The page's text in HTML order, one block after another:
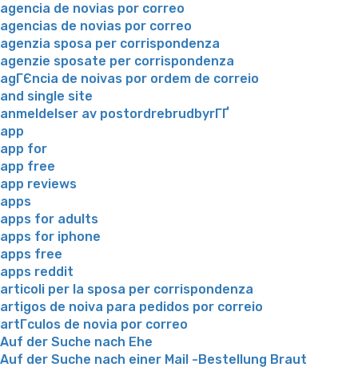
agencia de novias por correo
agencias de novias por correo
agenzia sposa per corrispondenza
agenzie sposate per corrispondenza
agГЄncia de noivas por ordem de correio
and single site
anmeldelser av postordrebrudbyrГҐ
app
app for
app free
app reviews
apps
apps for adults
apps for iphone
apps free
apps reddit
articoli per la sposa per corrispondenza
artigos de noiva para pedidos por correio
artГ­culos de novia por correo
Auf der Suche nach Ehe
Auf der Suche nach einer Mail -Bestellung Braut